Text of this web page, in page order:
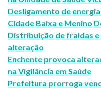
Desligamento de
Cidade Baixa e Menino
Distribuição de fraldas
alteração
Enchente provoca
na Vigilância em Saúde
Prefeitura prorroga